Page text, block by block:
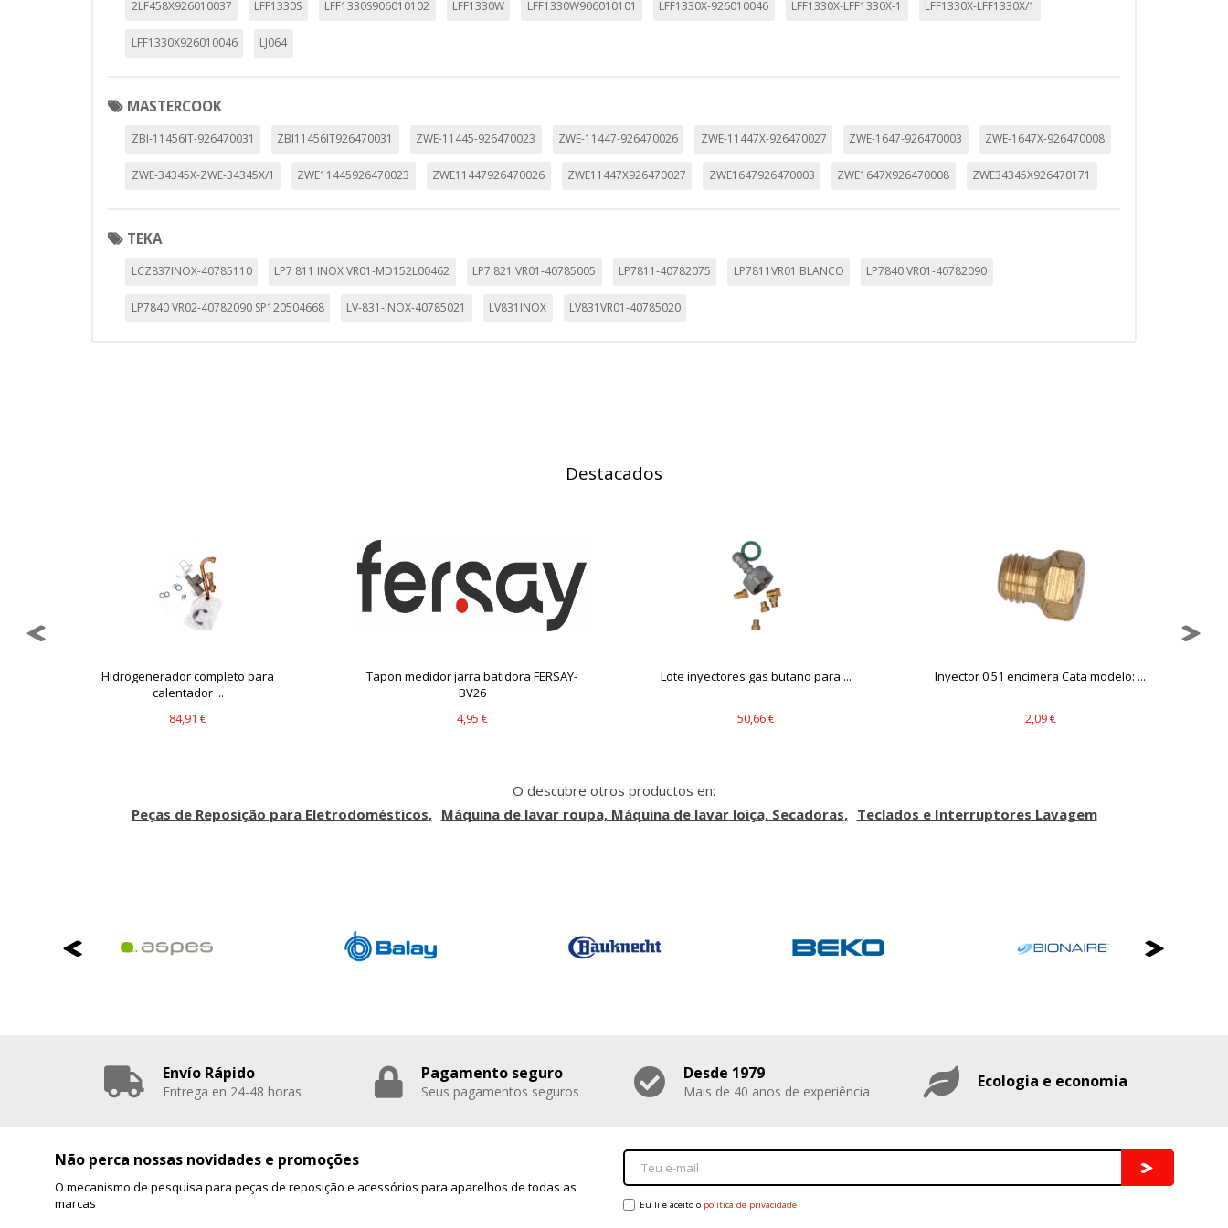
2LF458X926010037 LFF1330S LFF1330S906010102 LFF1330W LFF1330W906010101 LFF1330X-926010046 LFF1330X-LFF1330X-1 LFF1330X-LFF1330X/1
LFF1330X926010046 LJ064
MASTERCOOK
ZBI-11456IT-926470031 ZBI11456IT926470031 ZWE-11445-926470023 ZWE-11447-926470026 ZWE-11447X-926470027 ZWE-1647-926470003 ZWE-1647X-926470008
ZWE-34345X-ZWE-34345X/1 ZWE11445926470023 ZWE11447926470026 ZWE11447X926470027 ZWE1647926470003 ZWE1647X926470008 ZWE34345X926470171
TEKA
LCZ837INOX-40785110 LP7 811 INOX VR01-MD152L00462 LP7 821 VR01-40785005 LP7811-40782075 LP7811VR01 BLANCO LP7840 VR01-40782090
LP7840 VR02-40782090 SP120504668 LV-831-INOX-40785021 LV831INOX LV831VR01-40785020
Destacados
Hidrogenerador completo para
calentador ...
84,91 €
Tapon medidor jarra batidora FERSAY-
BV26
4,95 €
Lote inyectores gas butano para ...
50,66 €
Inyector 0.51 encimera Cata modelo: ...
2,09 €
O descubre otros productos en:
Peças de Reposição para Eletrodomésticos
Máquina de lavar roupa, Máquina de lavar loiça, Secadoras Teclados e Interruptores Lavagem
Envío Rápido
Entrega en 24-48 horas
Pagamento seguro
Seus pagamentos seguros
Desde 1979
Mais de 40 anos de experiência Ecologia e economia
Não perca nossas novidades e promoções
O mecanismo de pesquisa para peças de reposição e acessórios para aparelhos de todas as
marcas
Eu li e aceito o política de privacidade
GUARDAR CONFIGURACIÓN
política de cookies